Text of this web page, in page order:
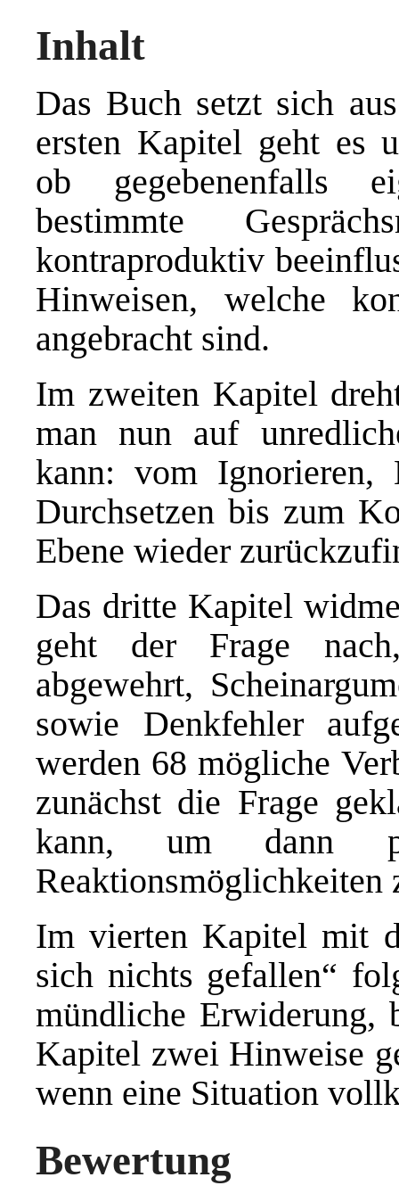
Inhalt
Das Buch setzt sich
ersten Kapitel geht es
ob gegebenenfalls
bestimmte
kontraproduktiv
Hinweisen, welche
angebracht sind.
Im zweiten Kapitel
man nun auf
kann: vom Ignorieren,
Durchsetzen bis zum
Ebene wieder
Das dritte Kapitel
geht der Frage
abgewehrt,
sowie Denkfehler
werden 68 mögliche
zunächst die Frage
kann, um dann
Reaktionsmöglichkeiten
Im vierten Kapitel mit
sich nichts gefallen“
mündliche Erwiderung,
Kapitel zwei Hinweise
wenn eine Situation
Bewertung